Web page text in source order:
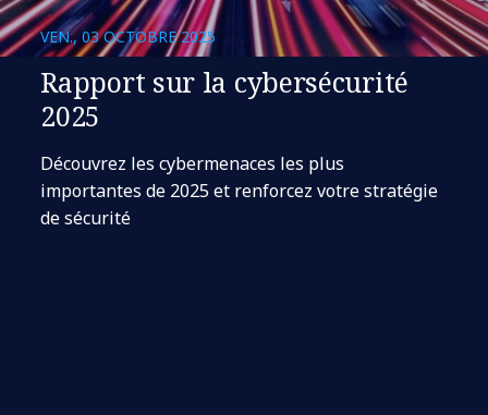
VEN., 03 OCTOBRE 2025
Rapport sur la cybersécurité
2025
Découvrez les cybermenaces les plus
importantes de 2025 et renforcez votre stratégie
de sécurité